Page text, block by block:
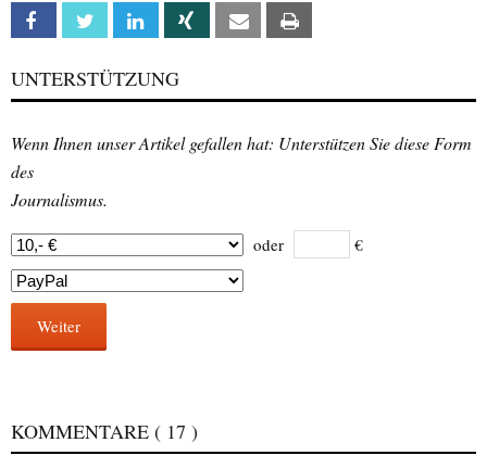
Facebook Twitter Linkedin Xing Email
UNTERSTÜTZUNG
Wenn Ihnen unser Artikel gefallen hat: Unterstützen Sie diese Form
des
Journalismus.
oder €
Weiter
KOMMENTARE ( 17 )